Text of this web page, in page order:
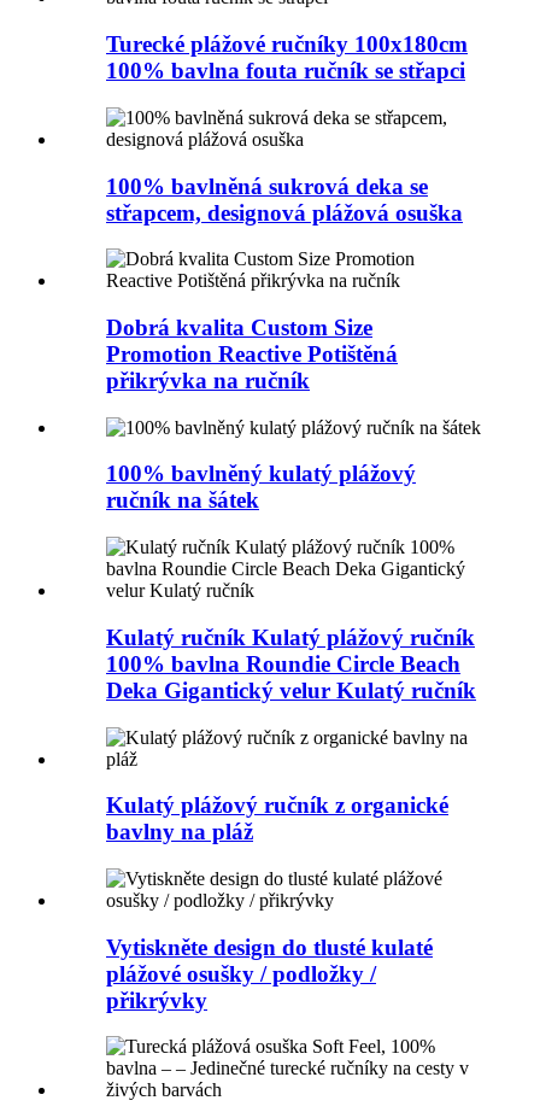
Turecké plážové ručníky 100x180cm
100% bavlna fouta ručník se střapci
100% bavlněná sukrová deka se
střapcem, designová plážová osuška
Dobrá kvalita Custom Size
Promotion Reactive Potištěná
přikrývka na ručník
100% bavlněný kulatý plážový
ručník na šátek
Kulatý ručník Kulatý plážový ručník
100% bavlna Roundie Circle Beach
Deka Gigantický velur Kulatý ručník
Kulatý plážový ručník z organické
bavlny na pláž
Vytiskněte design do tlusté kulaté
plážové osušky / podložky /
přikrývky